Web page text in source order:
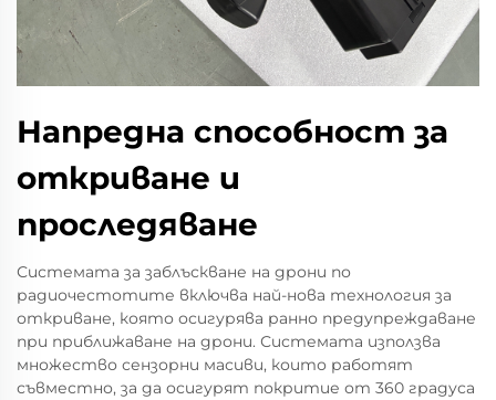
Напредна способност за
откриване и
проследяване
Системата за заблъскване на дрони по
радиочестотите включва най-нова технология за
откриване, която осигурява ранно предупреждаване
при приближаване на дрони. Системата използва
множество сензорни масиви, които работят
съвместно, за да осигурят покритие от 360 градуса